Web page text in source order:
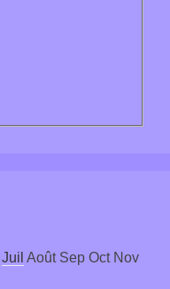
Juil Août Sep Oct Nov